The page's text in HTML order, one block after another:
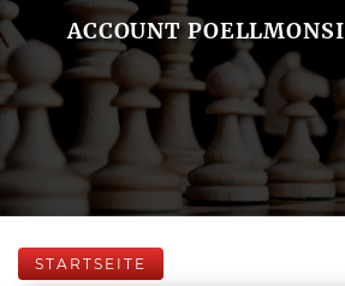
ACCOUNT POELLMONSI
STARTSEITE